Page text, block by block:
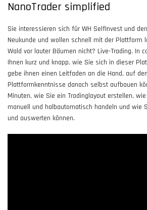
NanoTrader simplified
Sie interessieren sich für WH SelfInvest und
Neukunde und wollen schnell mit der Plattform
Wald vor lauter Bäumen nicht? Live-Trading. In
Ihnen kurz und knapp, wie Sie sich in dieser
gebe ihnen einen Leitfaden an die Hand, auf
Plattformkenntnisse danach selbst aufbauen
Minuten, wie Sie ein Tradinglayout erstellen,
manuell und halbautomatisch handeln und wie
und auswerten können.